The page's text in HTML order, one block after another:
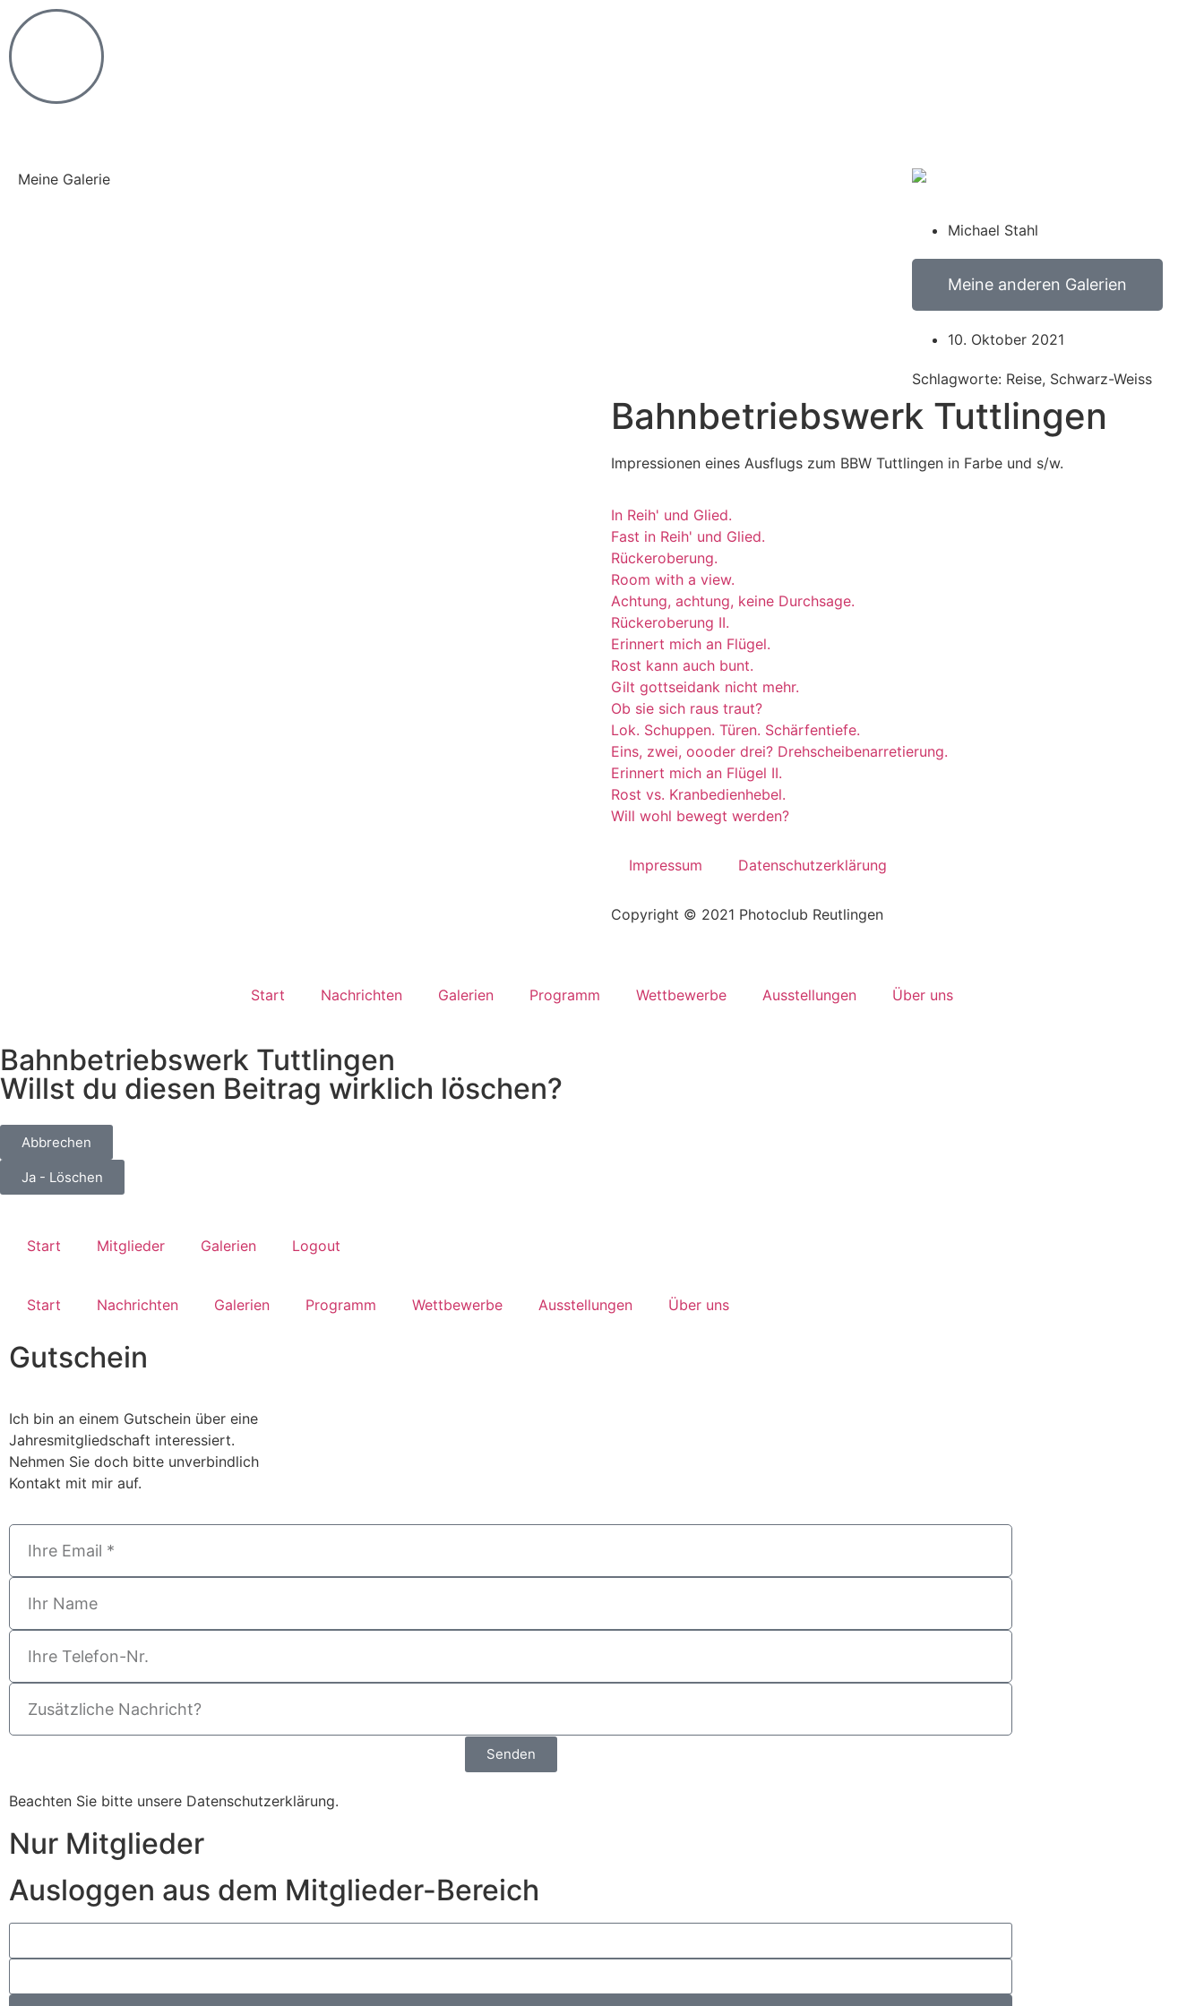
Meine Galerie
Michael Stahl
Meine anderen Galerien
10. Oktober 2021
Schlagworte: Reise, Schwarz-Weiss
Bahnbetriebswerk Tuttlingen
Impressionen eines Ausflugs zum BBW Tuttlingen in Farbe und s/w.
In Reih' und Glied.
Fast in Reih' und Glied.
Rückeroberung.
Room with a view.
Achtung, achtung, keine Durchsage.
Rückeroberung II.
Erinnert mich an Flügel.
Rost kann auch bunt.
Gilt gottseidank nicht mehr.
Ob sie sich raus traut?
Lok. Schuppen. Türen. Schärfentiefe.
Eins, zwei, oooder drei? Drehscheibenarretierung.
Erinnert mich an Flügel II.
Rost vs. Kranbedienhebel.
Will wohl bewegt werden?
Impressum Datenschutzerklärung
Copyright © 2021 Photoclub Reutlingen
Start Nachrichten Galerien Programm Wettbewerbe Ausstellungen Über uns
Bahnbetriebswerk Tuttlingen
Willst du diesen Beitrag wirklich löschen?
Abbrechen
Ja - Löschen
Start Mitglieder Galerien Logout
Start Nachrichten Galerien Programm Wettbewerbe Ausstellungen Über uns
Gutschein
Ich bin an einem Gutschein über eine
Jahresmitgliedschaft interessiert.
Nehmen Sie doch bitte unverbindlich
Kontakt mit mir auf.
Senden
Beachten Sie bitte unsere Datenschutzerklärung.
Nur Mitglieder
Ausloggen aus dem Mitglieder-Bereich